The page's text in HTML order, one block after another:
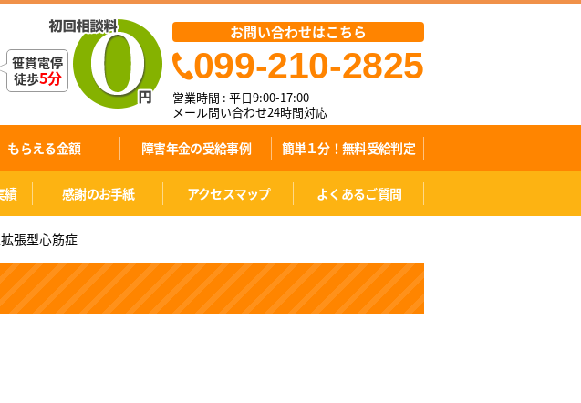
笹貫電停
徒歩5分
お問い合わせはこちら
099-210-2825
営業時間 : 平日9:00-17:00
メール問い合わせ24時間対応
もらえる金額 障害年金の受給事例 簡単１分！無料受給判定
績 感謝のお手紙 アクセスマップ よくあるご質問
張型心筋症